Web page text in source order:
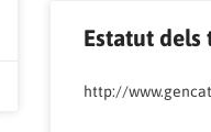
Estatut
http://